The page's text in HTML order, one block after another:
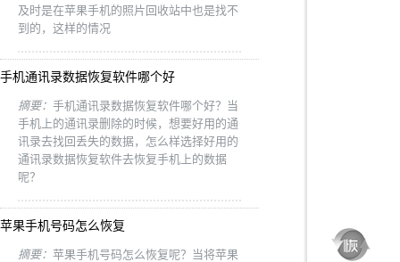
及时是在苹果手机的照片回收站中也是找不
到的，这样的情况
手机通讯录数据恢复软件哪个好
摘要： 手机通讯录数据恢复软件哪个好？当
手机上的通讯录删除的时候，想要好用的通
讯录去找回丢失的数据，怎么样选择好用的
通讯录数据恢复软件去恢复手机上的数据
呢？
苹果手机号码怎么恢复
摘要： 苹果手机号码怎么恢复呢？当将苹果